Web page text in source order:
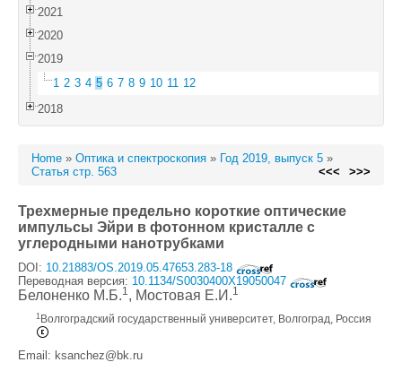
2021
2020
2019
1 2 3 4 5 6 7 8 9 10 11 12
2018
Home » Оптика и спектроскопия » Год 2019, выпуск 5 »
Статья стр. 563
<<< >>>
Трехмерные предельно короткие оптические
импульсы Эйри в фотонном кристалле с
углеродными нанотрубками
DOI: 10.21883/OS.2019.05.47653.283-18
Переводная версия: 10.1134/S0030400X19050047
Белоненко М.Б.1, Мостовая Е.И.1
1 Волгоградский государственный университет, Волгоград, Россия
Email: ksanchez@bk.ru